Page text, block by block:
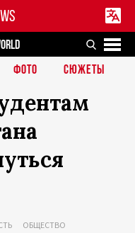
ФОТО СЮЖЕТЫ
ОБЩЕСТВО